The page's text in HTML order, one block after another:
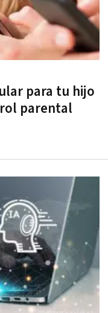
para tu hijo
parental